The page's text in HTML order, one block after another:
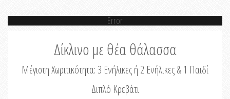
Error
Δίκλινο με θέα θάλασσα
Μέγιστη Χωριτικότητα: 3 Ενήλικες ή 2 Ενήλικες & 1 Παιδί
Διπλό Κρεβάτι